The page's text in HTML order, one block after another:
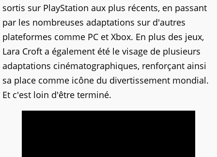
sortis sur PlayStation aux plus récents, en passant
par les nombreuses adaptations sur d'autres
plateformes comme PC et Xbox. En plus des jeux,
Lara Croft a également été le visage de plusieurs
adaptations cinématographiques, renforçant ainsi
sa place comme icône du divertissement mondial.
Et c'est loin d'être terminé.